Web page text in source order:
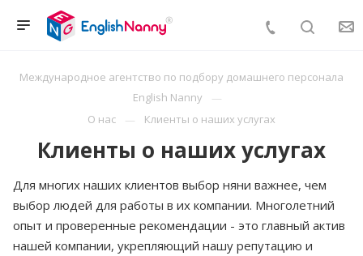
Международное агентство по подбору домашнего персонала
English Nanny
О нас
Клиенты о наших услугах
Клиенты о наших услугах
Для многих наших клиентов выбор няни важнее, чем
выбор людей для работы в их компании. Многолетний
опыт и проверенные рекомендации - это главный актив
нашей компании, укрепляющий нашу репутацию и